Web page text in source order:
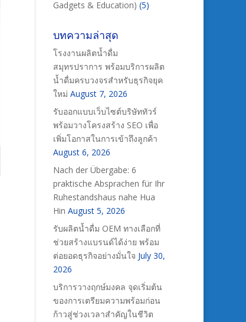
Gadgets & Education) (5)
บทความล่าสุด
โรงงานผลิตน้ำดื่ม
สมุทรปราการ พร้อมบริการผลิต
น้ำดื่มครบวงจรสำหรับธุรกิจยุค
ใหม่ August 7, 2026
รับออกแบบเว็บไซต์บริษัททัวร์
พร้อมวางโครงสร้าง SEO เพื่อ
เพิ่มโอกาสในการเข้าถึงลูกค้า
August 6, 2026
Nach der Übergabe: 6
praktische Absprachen für Ihr
Ruhestandshaus nahe Hua
Hin August 5, 2026
รับผลิตน้ำดื่ม OEM ทางเลือกที่
ช่วยสร้างแบรนด์ได้ง่าย พร้อม
ต่อยอดธุรกิจอย่างมั่นใจ July 30,
2026
บริการวางฤกษ์มงคล จุดเริ่มต้น
ของการเตรียมความพร้อมก่อน
ก้าวสู่ช่วงเวลาสำคัญในชีวิต